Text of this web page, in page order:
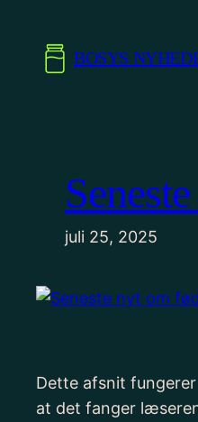
indhold
BOSYS
juli 25, 2025
Dette afsnit
at det fanger